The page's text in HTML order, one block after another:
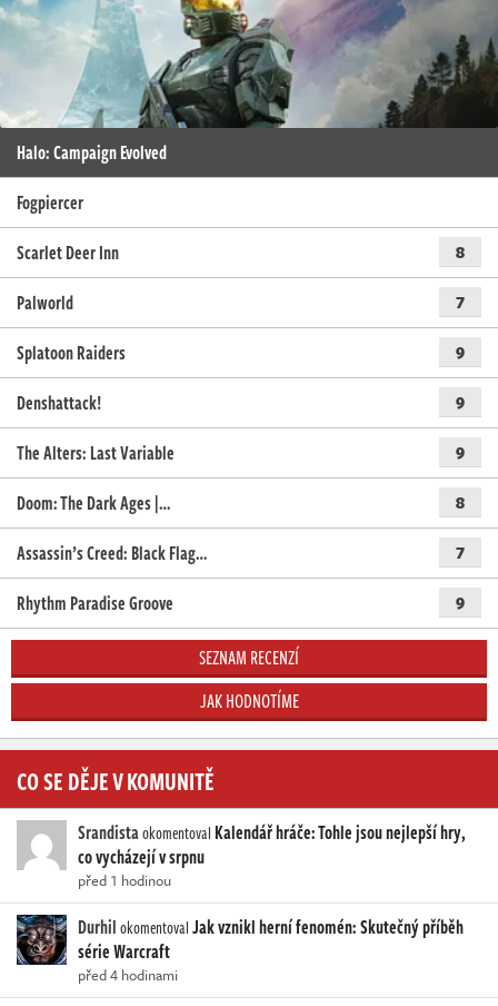
Halo: Campaign Evolved
Fogpiercer
Scarlet Deer Inn
8
Palworld 7
Splatoon Raiders 9
Denshattack! 9
The Alters: Last Variable 9
Doom: The Dark Ages |… 8
Assassin’s Creed: Black Flag… 7
Rhythm Paradise Groove 9
SEZNAM RECENZÍ
JAK HODNOTÍME
CO SE DĚJE V KOMUNITĚ
Srandistaokomentoval Kalendář hráče: Tohle jsou nejlepší hry,
co vycházejí v srpnu
před 1 hodinou
DurhilokomentovalJak vznikl herní fenomén: Skutečný příběh
série Warcraft
před 4 hodinami